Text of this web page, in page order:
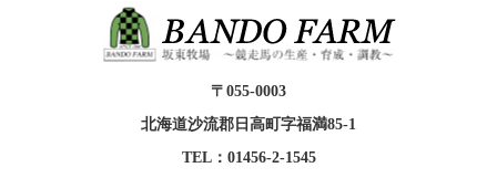
〒055-0003
北海道沙流郡日高町字福満85-1
TEL：01456-2-1545